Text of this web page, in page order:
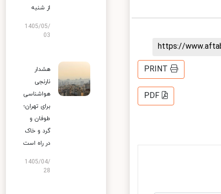
https://
PRINT
PDF
از شنبه
1405/05/
03
هشدار
نارنجی
هواشناسی
برای تهران؛
طوفان و
گرد و خاک
در راه است
1405/04/
28